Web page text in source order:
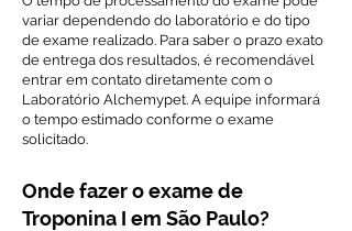
variar dependendo do laboratório e do tipo
de exame realizado. Para saber o prazo exato
de entrega dos resultados, é recomendável
entrar em contato diretamente com o
Laboratório Alchemypet. A equipe informará
o tempo estimado conforme o exame
solicitado.
Onde fazer o exame de
Troponina I em São Paulo?